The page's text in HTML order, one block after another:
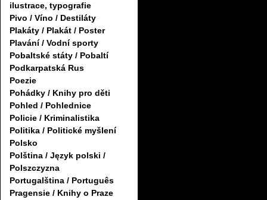
ilustrace, typografie
Pivo / Víno / Destiláty
Plakáty / Plakát / Poster
Plavání / Vodní sporty
Pobaltské státy / Pobaltí
Podkarpatská Rus
Poezie
Pohádky / Knihy pro děti
Pohled / Pohlednice
Policie / Kriminalistika
Politika / Politické myšlení
Polsko
Polština / Język polski /
Polszczyzna
Portugalština / Português
Pragensie / Knihy o Praze